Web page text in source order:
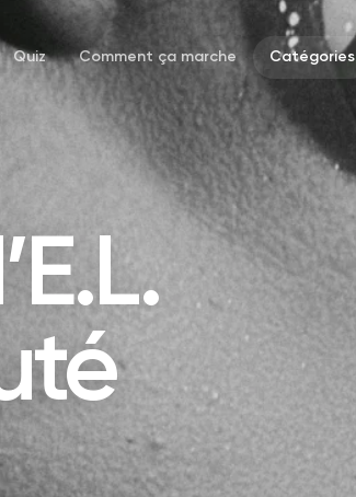
Quiz Comment ça marche Catégories